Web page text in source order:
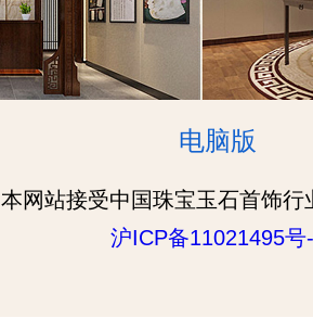
电脑版
本网站接受中国珠宝玉石首饰行
沪ICP备11021495号